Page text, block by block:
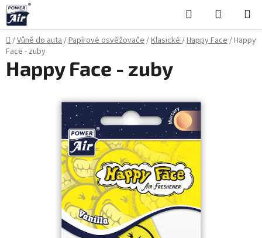
Přejít
na
obsah
Hledat
KOŠÍK
Domů
/Vůně do auta/Papírové osvěžovače/Klasické/Happy Face/Happy
Face - zuby
Happy Face - zuby